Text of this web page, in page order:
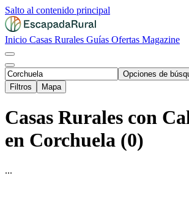
Salto al contenido principal
Inicio Casas Rurales Guías Ofertas Magazine
Opciones de
Filtros
Mapa
Casas Rurales con
en Corchuela (0)
...